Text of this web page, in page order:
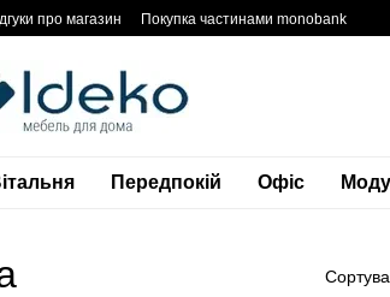
про магазин
Покупка частинами monobank
Передпокій Офіс